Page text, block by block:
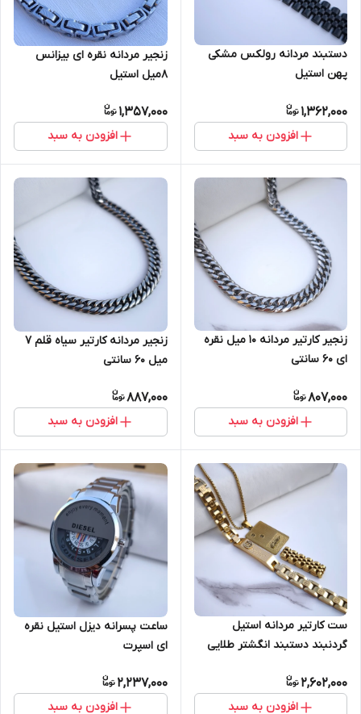
دستبند مردانه رولکس مشکی
پهن استیل
1,362,000
افزودن به سبد
زنجیر مردانه نقره ای بیزانس
8میل استیل
1,357,000
افزودن به سبد
زنجیر کارتیر مردانه ۱۰ میل نقره
ای 60 سانتی
807,000
افزودن به سبد
زنجیر مردانه کارتیر سیاه قلم ۷
میل ۶۰ سانتی
887,000
افزودن به سبد
ست کارتیر مردانه استیل
گردنبند دستبند انگشتر طلایی
2,602,000
افزودن به سبد
ساعت پسرانه دیزل استیل نقره
ای اسپرت
2,237,000
افزودن به سبد